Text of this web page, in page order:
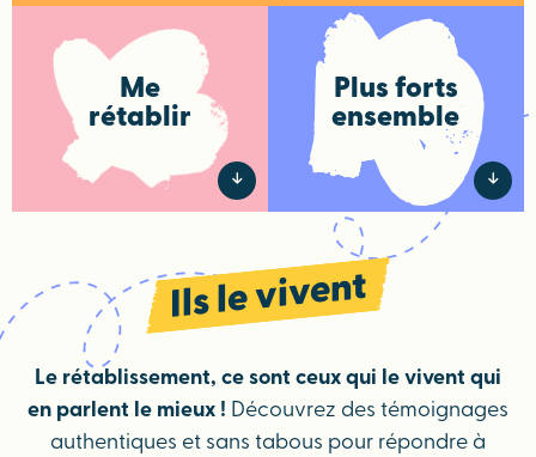
Me
rétablir
Plus forts
ensemble
Ils le vivent
Le rétablissement, ce sont ceux qui le vivent qui
en parlent le mieux ! Découvrez des témoignages
authentiques et sans tabous pour répondre à